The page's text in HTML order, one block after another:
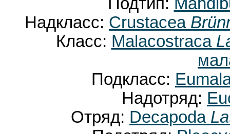
Подтип:
Надкласс: Crustacea
Класс: Malacostraca
Подкласс:
Надотряд:
Отряд: Decapoda